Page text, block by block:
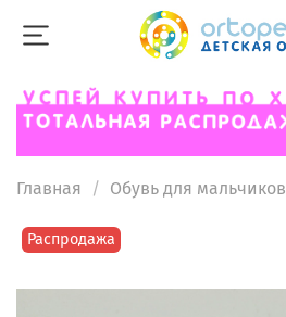
Главная Обувь для мальчиков
Распродажа